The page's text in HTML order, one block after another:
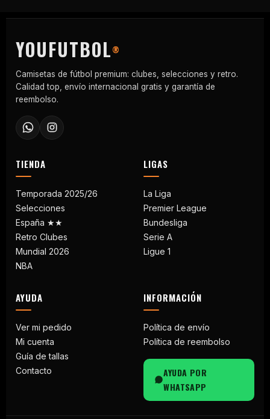
YOUFUTBOL ®
Camisetas de fútbol premium: clubes, selecciones y retro.
Calidad top, envío internacional gratis y garantía de
reembolso.
TIENDA
Temporada 2025/26
Selecciones
España ★★
Retro Clubes
Mundial 2026
NBA
LIGAS
La Liga
Premier League
Bundesliga
Serie A
Ligue 1
AYUDA
Ver mi pedido
Mi cuenta
Guía de tallas
Contacto
INFORMACIÓN
Política de envío
Política de reembolso
AYUDA POR
WHATSAPP